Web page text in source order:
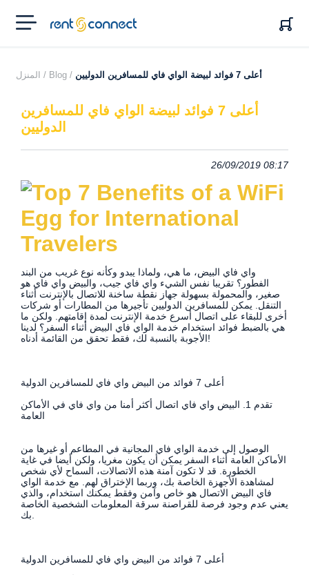
RENT'N
CONNECT
المنزل / Blog / أعلى 7 فوائد لبيضة الواي فاي للمسافرين الدوليين
أعلى 7 فوائد لبيضة الواي فاي للمسافرين
الدوليين
26/09/2019 08:17
واي فاي البيض، ما هي، ولماذا يبدو وكأنه نوع غريب من البند
الفطور؟ تقريبا نفس الشيء واي فاي جيب، والبيض واي فاي هو
صغير، والمحمولة بسهولة جهاز نقطة ساخنة للاتصال بالإنترنت أثناء
التنقل. يمكن للمسافرين الدوليين تأجيرها من المطارات أو شركات
أخرى للبقاء على اتصال أسرع خدمة الإنترنت لمدة إقامتهم. ولكن ما
هي بالضبط فوائد استخدام خدمة الواي فاي البيض أثناء السفر؟ لدينا
الأجوبة بالنسبة لك، فقط تحقق من القائمة أدناه!
أعلى 7 فوائد من البيض واي فاي للمسافرين الدولية
تقدم 1. البيض واي فاي اتصال أكثر أمنا من واي فاي في الأماكن
العامة
الوصول إلى خدمة الواي فاي المجانية في المطاعم أو غيرها من
الأماكن العامة أثناء السفر يمكن أن يكون مغريا، ولكن أيضا في غاية
الخطورة. قد لا تكون آمنة هذه الاتصالات، السماح لأي شخص
لمشاهدة الأجهزة الخاصة بك، وربما الإختراق لهم. مع خدمة الواي
فاي البيض الاتصال هو خاص وآمن وفقط يمكنك استخدام، والذي
يعني عدم وجود فرصة للقراصنة سرقة المعلومات الشخصية الخاصة
أعلى 7 فوائد من البيض واي فاي للمسافرين الدولية